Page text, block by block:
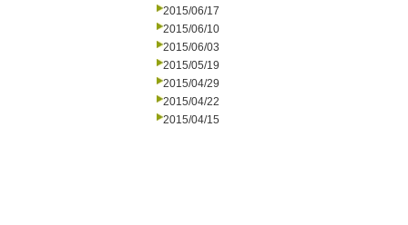
2015/06/17
2015/06/10
2015/06/03
2015/05/19
2015/04/29
2015/04/22
2015/04/15